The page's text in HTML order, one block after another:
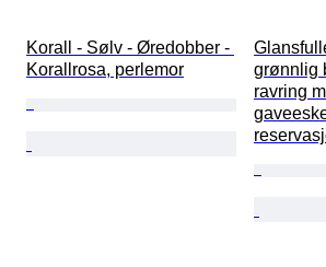
Korall - Sølv - Øredobber -
Korallrosa, perlemor
grønnlig
ravring